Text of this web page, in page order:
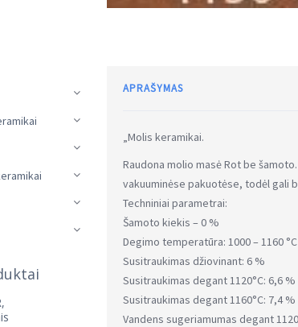
APRAŠYMAS
„Molis keramikai.
Raudona molio masė Rot be
vakuuminėse pakuotėse, todėl gali
Techniniai parametrai:
Šamoto kiekis – 0 %
Degimo temperatūra: 1000 – 1160 °C
Susitraukimas džiovinant: 6 %
Susitraukimas degant 1120°C: 6,6 %
Susitraukimas degant 1160°C: 7,4 %
Vandens sugeriamumas degant